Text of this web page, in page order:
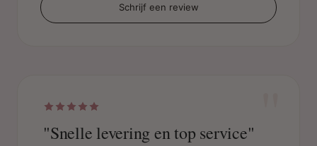
Schrijf een review
"Snelle levering en top service"